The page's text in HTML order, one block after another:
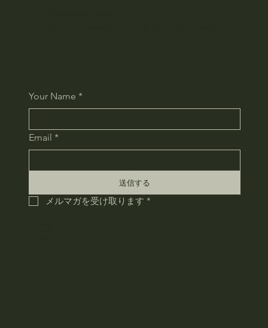
Your Name *
Email *
送信する
メルマガを受け取ります *